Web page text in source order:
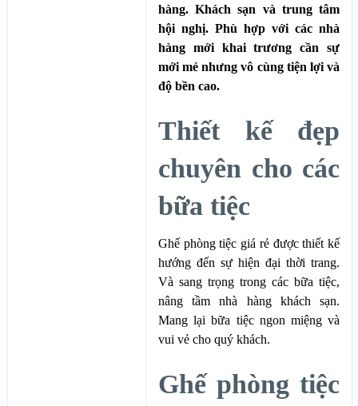
hàng. Khách sạn và trung tâm
hội nghị. Phù hợp với các nhà
hàng mới khai trương cần sự
mới mẻ nhưng vô cùng tiện lợi và
độ bền cao.
Thiết kế đẹp
chuyên cho các
bữa tiệc
Ghế phòng tiệc giá rẻ được thiết kế
hướng đến sự hiện đại thời trang.
Và sang trọng trong các bữa tiệc,
nâng tầm nhà hàng khách sạn.
Mang lại bữa tiệc ngon miệng và
vui vẻ cho quý khách.
Ghế phòng tiệc